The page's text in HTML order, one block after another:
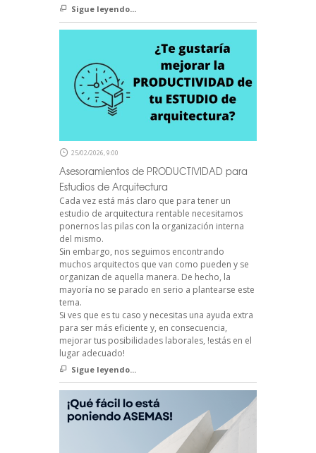
Sigue leyendo...
25/02/2026, 9:00
Asesoramientos de PRODUCTIVIDAD para
Estudios de Arquitectura
Cada vez está más claro que para tener un
estudio de arquitectura rentable necesitamos
ponernos las pilas con la organización interna
del mismo.
Sin embargo, nos seguimos encontrando
muchos arquitectos que van como pueden y se
organizan de aquella manera. De hecho, la
mayoría no se parado en serio a plantearse este
tema.
Si ves que es tu caso y necesitas una ayuda extra
para ser más eficiente y, en consecuencia,
mejorar tus posibilidades laborales, !estás en el
lugar adecuado!
Sigue leyendo...